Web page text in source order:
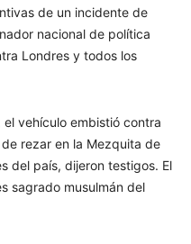
de un incidente de
nacional de política
Londres y todos los
vehículo embistió contra
rezar en la Mezquita de
del país, dijeron testigos. El
sagrado musulmán del